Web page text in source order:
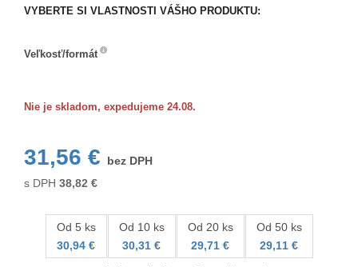
VYBERTE SI VLASTNOSTI VÁŠHO PRODUKTU:
Veľkosť/formát
Nie je skladom, expedujeme 24.08.
31,56 €
bez DPH
s DPH 38,82 €
Od 5 ks
30,94 €
Od 10 ks
30,31 €
Od 20 ks
29,71 €
Od 50 ks
29,11 €